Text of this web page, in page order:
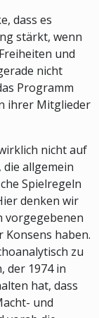
dass es
stärkt, wenn
und
nicht
Programm
ihrer Mitglieder
nicht auf
allgemein
Spielregeln
denken wir
vorgegebenen
Konsens haben.
zu
der 1974 in
hat, dass
und